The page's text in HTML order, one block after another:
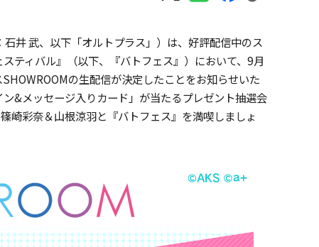
井 武、以下「オルトプラス」）は、好評配信中のス
ティバル』（以下、『バトフェス』）において、9月
の生配信が決定したことをお知らせいた
&メッセージ入りカード」が当たるプレゼント抽選会
崎彩奈＆山根涼羽と『バトフェス』を満喫しましょ